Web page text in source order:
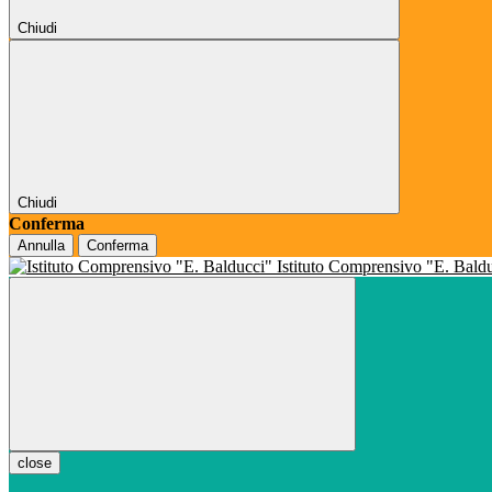
Chiudi
Chiudi
Conferma
Annulla Conferma
Istituto Comprensivo "E.
close